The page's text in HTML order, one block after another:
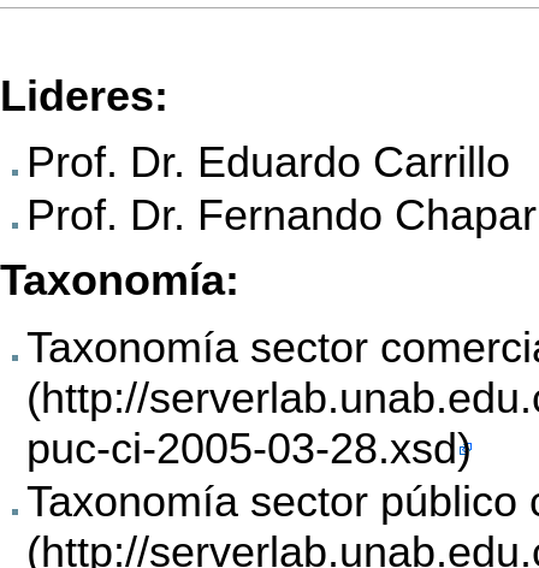
Lideres:
Prof. Dr. Eduardo Carrillo
Prof. Dr. Fernando
Taxonomía:
Taxonomía sector
Taxonomía sector público